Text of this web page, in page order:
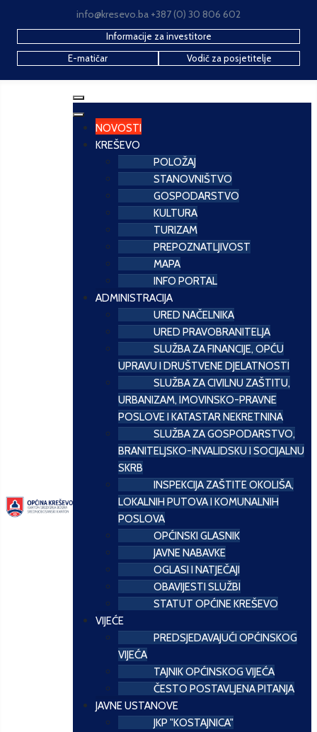
info@kresevo.ba +387 (0) 30 806 602
Informacije za investitore
E-matičar
Vodič za posjetitelje
NOVOSTI
KREŠEVO
POLOŽAJ
STANOVNIŠTVO
GOSPODARSTVO
KULTURA
TURIZAM
PREPOZNATLJIVOST
MAPA
INFO PORTAL
ADMINISTRACIJA
URED NAČELNIKA
URED PRAVOBRANITELJA
SLUŽBA ZA FINANCIJE, OPĆU
UPRAVU I DRUŠTVENE DJELATNOSTI
SLUŽBA ZA CIVILNU ZAŠTITU,
URBANIZAM, IMOVINSKO-PRAVNE
POSLOVE I KATASTAR NEKRETNINA
SLUŽBA ZA GOSPODARSTVO,
BRANITELJSKO-INVALIDSKU I SOCIJALNU
SKRB
INSPEKCIJA ZAŠTITE OKOLIŠA,
LOKALNIH PUTOVA I KOMUNALNIH
POSLOVA
OPĆINSKI GLASNIK
JAVNE NABAVKE
OGLASI I NATJEČAJI
OBAVIJESTI SLUŽBI
STATUT OPĆINE KREŠEVO
VIJEĆE
PREDSJEDAVAJUĆI OPĆINSKOG
VIJEĆA
TAJNIK OPĆINSKOG VIJEĆA
ČESTO POSTAVLJENA PITANJA
JAVNE USTANOVE
JKP "KOSTAJNICA"